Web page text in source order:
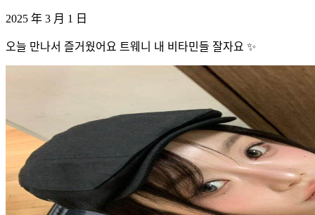
2025 年 3 月 1 日
오늘 만나서 즐거웠어요 트웨니 내 비타민들 잘자요 ✨️